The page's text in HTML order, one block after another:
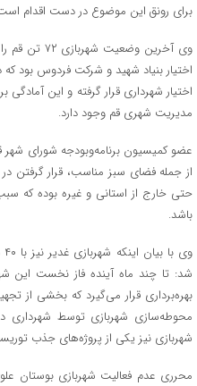
برای رونق این موضوع در دست اقدام
وی آخرین
اختیار بنیاد شهید و شرکت فردوس بود که
اختیار شهرداری قرار گرفته و این آمادگی
مدیریت شهری قم وجود دارد.
عضو کمیسیون برنامه‌وبودجه شورای شهر
از جمله فضای سبز مناسب، قرار گرفتن
حتی خارج از استانی و غیره بوده که
باشد.
شد: تا چند ماه آینده فاز نخست این
بهره‌برداری قرار می‌گیرد که بخشی از
محوطه‌سازی شهربازی توسط شهرداری
شهربازی نیز یکی از پروژه‌های جذب
محرری عدم فعالیت شهربازی بوستان